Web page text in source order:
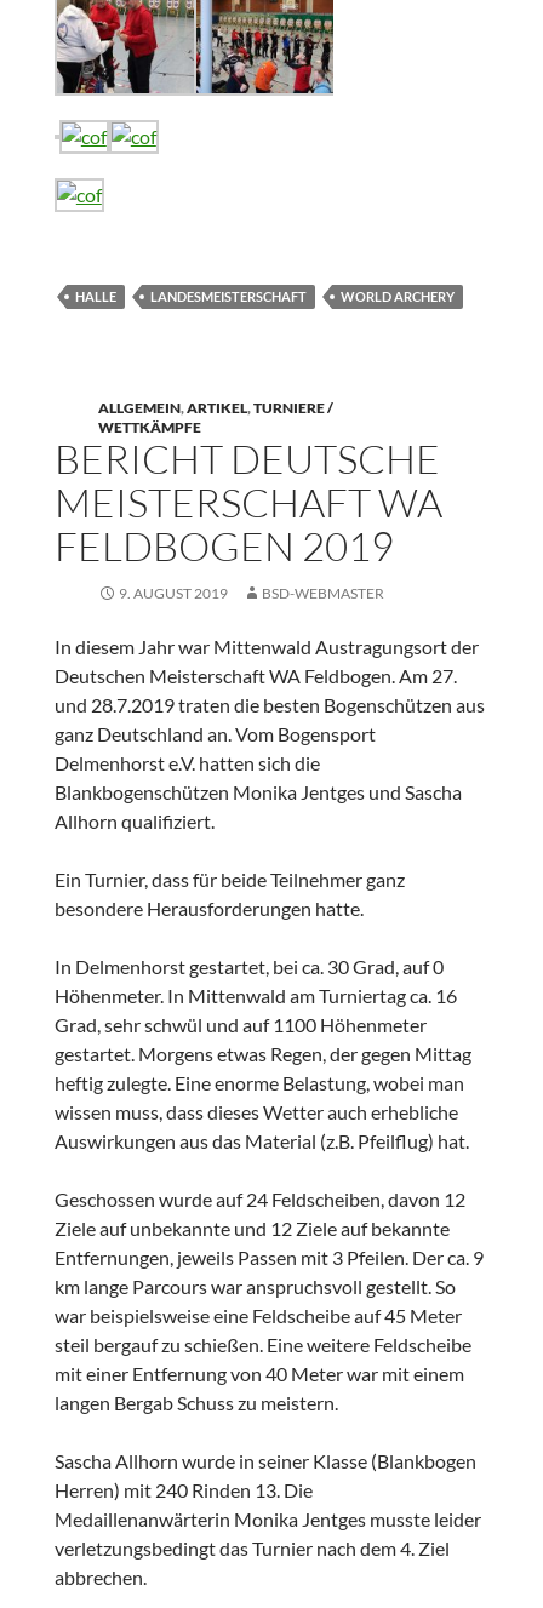
HALLE LANDESMEISTERSCHAFT WORLD ARCHERY
ALLGEMEIN,ARTIKEL,TURNIERE /
WETTKÄMPFE
BERICHT DEUTSCHE
MEISTERSCHAFT WA
FELDBOGEN 2019
9. AUGUST 2019 BSD-WEBMASTER
In diesem Jahr war Mittenwald Austragungsort der
Deutschen Meisterschaft WA Feldbogen. Am 27.
und 28.7.2019 traten die besten Bogenschützen aus
ganz Deutschland an. Vom Bogensport
Delmenhorst e.V. hatten sich die
Blankbogenschützen Monika Jentges und Sascha
Allhorn qualifiziert.
Ein Turnier, dass für beide Teilnehmer ganz
besondere Herausforderungen hatte.
In Delmenhorst gestartet, bei ca. 30 Grad, auf 0
Höhenmeter. In Mittenwald am Turniertag ca. 16
Grad, sehr schwül und auf 1100 Höhenmeter
gestartet. Morgens etwas Regen, der gegen Mittag
heftig zulegte. Eine enorme Belastung, wobei man
wissen muss, dass dieses Wetter auch erhebliche
Auswirkungen aus das Material (z.B. Pfeilflug) hat.
Geschossen wurde auf 24 Feldscheiben, davon 12
Ziele auf unbekannte und 12 Ziele auf bekannte
Entfernungen, jeweils Passen mit 3 Pfeilen. Der ca. 9
km lange Parcours war anspruchsvoll gestellt. So
war beispielsweise eine Feldscheibe auf 45 Meter
steil bergauf zu schießen. Eine weitere Feldscheibe
mit einer Entfernung von 40 Meter war mit einem
langen Bergab Schuss zu meistern.
Sascha Allhorn wurde in seiner Klasse (Blankbogen
Herren) mit 240 Rinden 13. Die
Medaillenanwärterin Monika Jentges musste leider
verletzungsbedingt das Turnier nach dem 4. Ziel
abbrechen.